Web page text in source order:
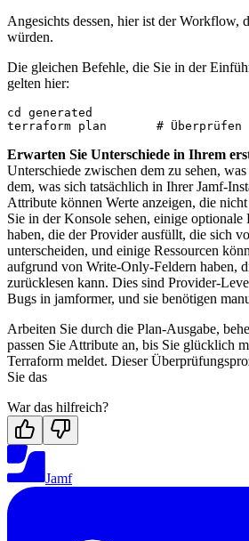
Angesichts dessen, hier ist der Workflow,
würden.
Die gleichen Befehle, die Sie in der
gelten hier:
cd generated
Erwarten Sie Unterschiede in Ihrem
Unterschiede zwischen dem zu sehen,
dem, was sich tatsächlich in Ihrer Jamf-
Attribute können Werte anzeigen, die
Sie in der Konsole sehen, einige optionale
haben, die der Provider ausfüllt, die sich
unterscheiden, und einige Ressourcen
aufgrund von Write-Only-Feldern haben,
zurücklesen kann. Dies sind Provider-
Bugs in jamformer, und sie benötigen
Arbeiten Sie durch die Plan-Ausgabe,
passen Sie Attribute an, bis Sie glücklich
Terraform meldet. Dieser
Sie das
War das hilfreich?
Jamf